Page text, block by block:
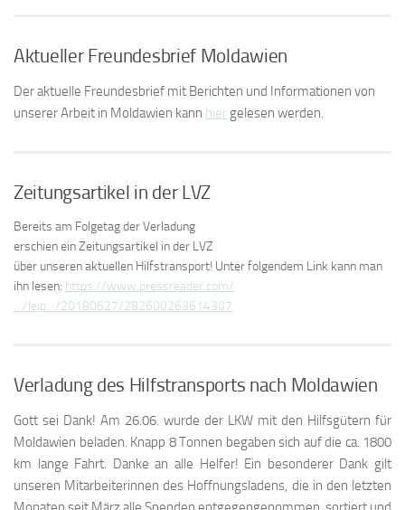
Aktueller Freundesbrief Moldawien
Der aktuelle Freundesbrief mit Berichten und Informationen von
unserer Arbeit in Moldawien kann hier gelesen werden.
Zeitungsartikel in der LVZ
Bereits am Folgetag der Verladung
erschien ein Zeitungsartikel in der LVZ
über unseren aktuellen Hilfstransport! Unter folgendem Link kann man
ihn lesen: https://www.pressreader.com/
…/leip…/20180627/282600263614307
Verladung des Hilfstransports nach Moldawien
Gott sei Dank! Am 26.06. wurde der LKW mit den Hilfsgütern für
Moldawien beladen. Knapp 8 Tonnen begaben sich auf die ca. 1800
km lange Fahrt. Danke an alle Helfer! Ein besonderer Dank gilt
unseren Mitarbeiterinnen des Hoffnungsladens, die in den letzten